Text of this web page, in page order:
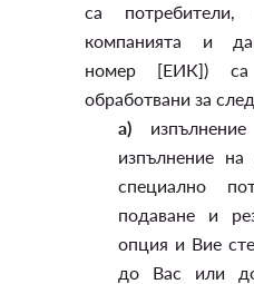
са
компанията и
номер [ЕИК])
обработвани за
а)
изпълнение
специално
подаване и
опция и Вие
до Вас или